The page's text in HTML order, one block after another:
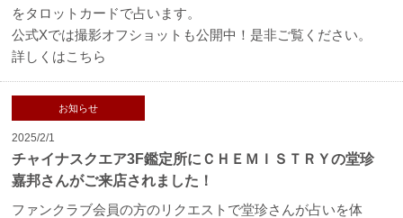
をタロットカードで占います。
公式Xでは撮影オフショットも公開中！是非ご覧ください。
詳しくはこちら
お知らせ
2025/2/1
チャイナスクエア3F鑑定所にＣＨＥＭＩＳＴＲＹの堂珍
嘉邦さんがご来店されました！
ファンクラブ会員の方のリクエストで堂珍さんが占いを体